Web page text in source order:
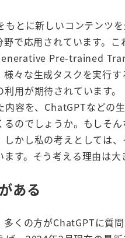
とに新しいコンテンツ
で応用されています。
Pre-trained
々な生成タスクを実行す
用が期待されています。
容を、ChatGPTなどの
のでしょうか。もしそん
かし私の考えとしては
す。そう考える理由は大
ある
くの方がChatGPTに質